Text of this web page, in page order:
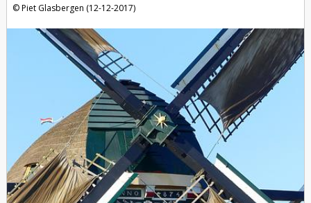
Piet Glasbergen (12-12-2017)